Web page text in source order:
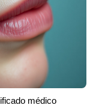
médico